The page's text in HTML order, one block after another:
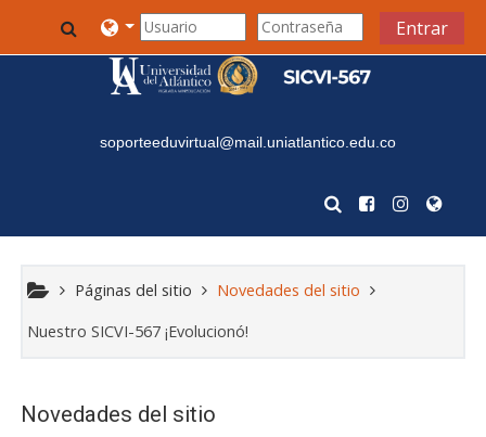
Salta al contenido principal
Toggle search input Entrar
soporteeduvirtual@mail.uniatlantico.edu.co
Páginas del sitio
Novedades del sitio
Nuestro SICVI-567 ¡Evolucionó!
Novedades del sitio